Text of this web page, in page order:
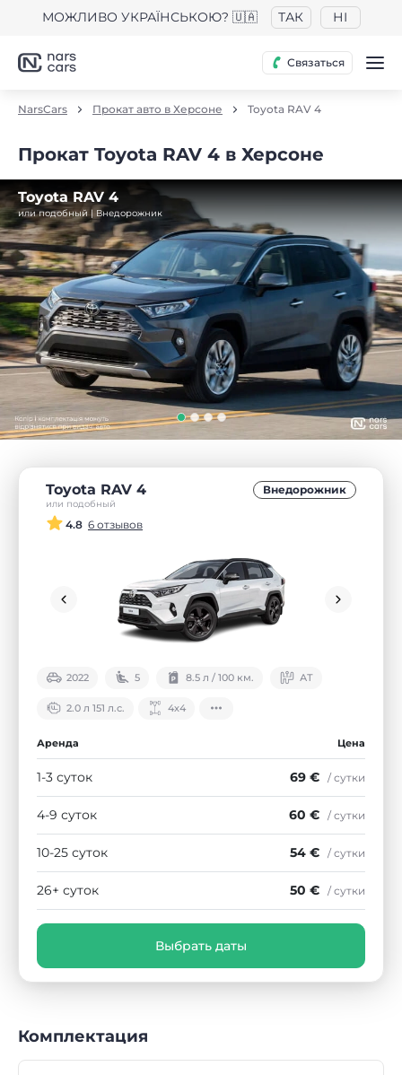
МОЖЛИВО УКРАЇНСЬКОЮ? 🇺🇦 ТАК НІ
Связаться
NarsCars Прокат авто в Херсоне Toyota RAV 4
Прокат Toyota RAV 4 в Херсоне
Toyota RAV 4
или подобный | Внедорожник
Toyota RAV 4
или подобный
Внедорожник
4.8 6 отзывов
2022 5 8.5 л / 100 км. АТ
2.0 л 151 л.с. 4х4
Аренда Цена
1-3 суток 69 € / сутки
4-9 суток 60 € / сутки
10-25 суток 54 € / сутки
26+ суток 50 € / сутки
Выбрать даты
Комплектация